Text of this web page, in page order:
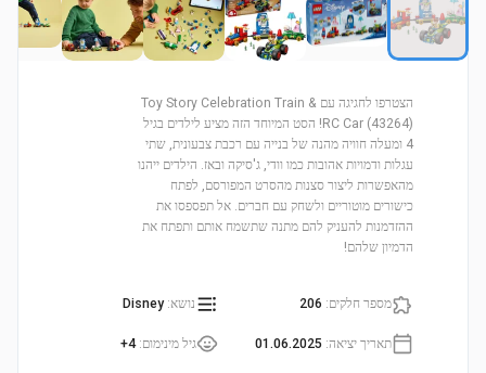
הצטרפו לחגיגה עם Toy Story Celebration Train &
RC Car (43264)! הסט המיוחד הזה מציע לילדים בגיל
4 ומעלה חוויה מהנה של בנייה עם רכבת צבעונית, שתי
עגלות ודמויות אהובות כמו וודי, ג'סיקה ובאז. הילדים ייהנו
מהאפשרות ליצור סצנות מהסרט המפורסם, לפתח
כישורים מוטוריים ולשחק עם חברים. אל תפספסו את
ההזדמנות להעניק להם מתנה שתשמח אותם ותפתח את
הדמיון שלהם!
מספר חלקים:
206 נושא:
Disney
תאריך יציאה:
01.06.2025 גיל מינימום:
4+